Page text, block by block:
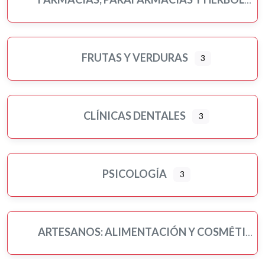
FRUTAS Y VERDURAS 3
CLÍNICAS DENTALES 3
PSICOLOGÍA 3
ARTESANOS: ALIMENTACIÓN Y COSMÉTICA